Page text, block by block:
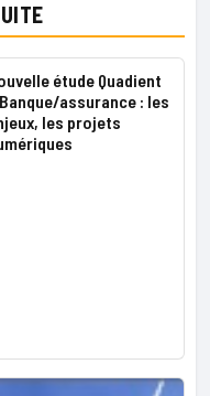
étude Quadient
assurance : les
les projets